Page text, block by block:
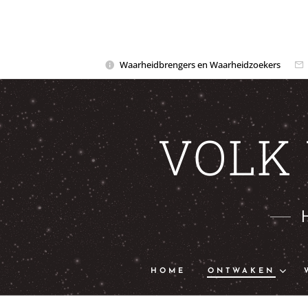
Waarheidbrengers en Waarheidzoekers
VOLK
HOME ONTWAKEN